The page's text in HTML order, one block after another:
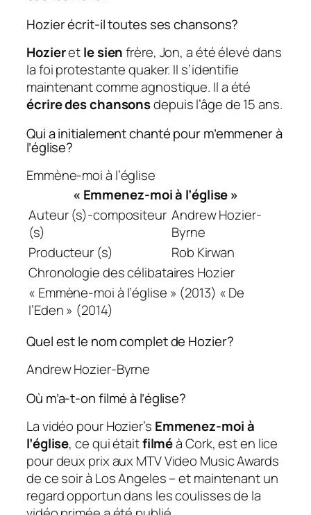
Hozier écrit-il toutes ses chansons?
Hozieretle sienfrère, Jon, a été élevé dans
la foi protestante quaker. Il s’identifie
maintenant comme agnostique. Il a été
écrire des chansonsdepuis l’âge de 15 ans.
Qui a initialement chanté pour m’emmener à
l’église?
Emmène-moi à l’église
« Emmenez-moi à l’église »
Auteur (s)-compositeur
(s)
Andrew Hozier-
Byrne
Producteur (s)
Rob Kirwan
Chronologie des célibataires Hozier
« Emmène-moi à l’église » (2013) « De
l’Eden » (2014)
Quel est le nom complet de Hozier?
Andrew Hozier-Byrne
Où m’a-t-on filmé à l’église?
La vidéo pour Hozier’s Emmenez-moi à
l’église, ce qui étaitfilméà Cork, est en lice
pour deux prix aux MTV Video Music Awards
de ce soir à Los Angeles – et maintenant un
regard opportun dans les coulisses de la